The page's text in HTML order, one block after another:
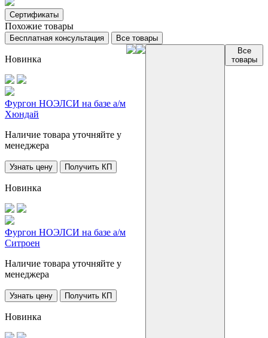
Сертификаты
Похожие товары
Бесплатная консультация Все товары
Новинка
Фургон НОЭЛСИ на базе а/м
Хюндай
Наличие товара уточняйте у
менеджера
Узнать цену Получить КП
Новинка
Фургон НОЭЛСИ на базе а/м
Ситроен
Наличие товара уточняйте у
менеджера
Узнать цену Получить КП
Новинка
Все
товары